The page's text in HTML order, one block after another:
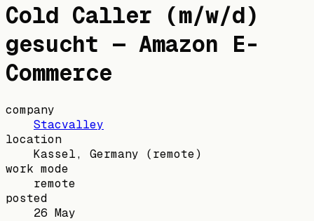
Cold Caller (m/w/d)
gesucht — Amazon E-
Commerce
company
Stacvalley
location
Kassel, Germany (remote)
work mode
remote
posted
26 May